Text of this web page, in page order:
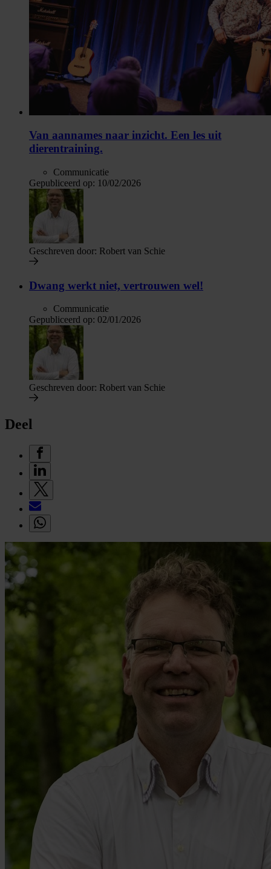
Van aannames naar inzicht. Een les uit
dierentraining.
Communicatie
Gepubliceerd op: 10/02/2026
Geschreven door: Robert van Schie
Dwang werkt niet, vertrouwen wel!
Communicatie
Gepubliceerd op: 02/01/2026
Geschreven door: Robert van Schie
Deel